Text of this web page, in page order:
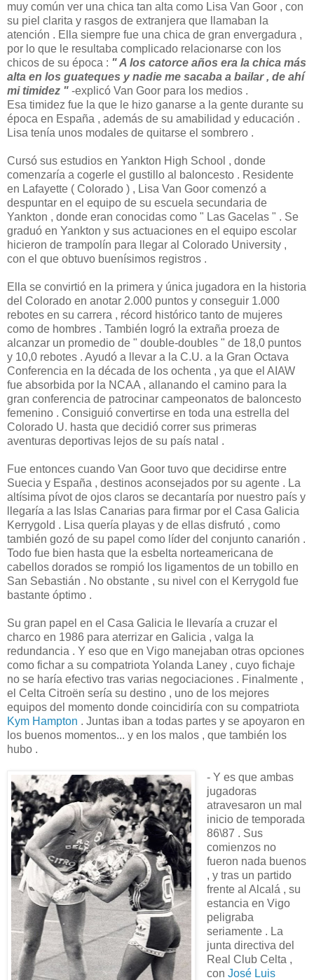
muy común ver una chica tan alta como Lisa Van Goor , con
su piel clarita y rasgos de extranjera que llamaban la
atención . Ella siempre fue una chica de gran envergadura ,
por lo que le resultaba complicado relacionarse con los
chicos de su época : " A los catorce años era la chica más
alta en los guateques y nadie me sacaba a bailar , de ahí
mi timidez " -explicó Van Goor para los medios .
Esa timidez fue la que le hizo ganarse a la gente durante su
época en España , además de su amabilidad y educación .
Lisa tenía unos modales de quitarse el sombrero .
Cursó sus estudios en Yankton High School , donde
comenzaría a cogerle el gustillo al baloncesto . Residente
en Lafayette ( Colorado ) , Lisa Van Goor comenzó a
despuntar en el equipo de su escuela secundaria de
Yankton , donde eran conocidas como " Las Gacelas " . Se
graduó en Yankton y sus actuaciones en el equipo escolar
hicieron de trampolín para llegar al Colorado University ,
con el que obtuvo buenísimos registros .
Ella se convirtió en la primera y única jugadora en la historia
del Colorado en anotar 2.000 puntos y conseguir 1.000
rebotes en su carrera , récord histórico tanto de mujeres
como de hombres . También logró la extraña proeza de
alcanzar un promedio de " double-doubles " de 18,0 puntos
y 10,0 rebotes . Ayudó a llevar a la C.U. a la Gran Octava
Conferencia en la década de los ochenta , ya que el AIAW
fue absorbida por la NCAA , allanando el camino para la
gran conferencia de patrocinar campeonatos de baloncesto
femenino . Consiguió convertirse en toda una estrella del
Colorado U. hasta que decidió correr sus primeras
aventuras deportivas lejos de su país natal .
Fue entonces cuando Van Goor tuvo que decidirse entre
Suecia y España , destinos aconsejados por su agente . La
altísima pívot de ojos claros se decantaría por nuestro país y
llegaría a las Islas Canarias para firmar por el Casa Galicia
Kerrygold . Lisa quería playas y de ellas disfrutó , como
también gozó de su papel como líder del conjunto canarión .
Todo fue bien hasta que la esbelta norteamericana de
cabellos dorados se rompió los ligamentos de un tobillo en
San Sebastián . No obstante , su nivel con el Kerrygold fue
bastante óptimo .
Su gran papel en el Casa Galicia le llevaría a cruzar el
charco en 1986 para aterrizar en Galicia , valga la
redundancia . Y eso que en Vigo manejaban otras opciones
como fichar a su compatriota Yolanda Laney , cuyo fichaje
no se haría efectivo tras varias negociaciones . Finalmente ,
el Celta Citroën sería su destino , uno de los mejores
equipos del momento donde coincidiría con su compatriota
Kym Hampton . Juntas iban a todas partes y se apoyaron en
los buenos momentos... y en los malos , que también los
hubo .
- Y es que ambas
jugadoras
atravesaron un mal
inicio de temporada
86\87 . Sus
comienzos no
fueron nada buenos
, y tras un partido
frente al Alcalá , su
estancia en Vigo
peligraba
seriamente . La
junta directiva del
Real Club Celta ,
con José Luis